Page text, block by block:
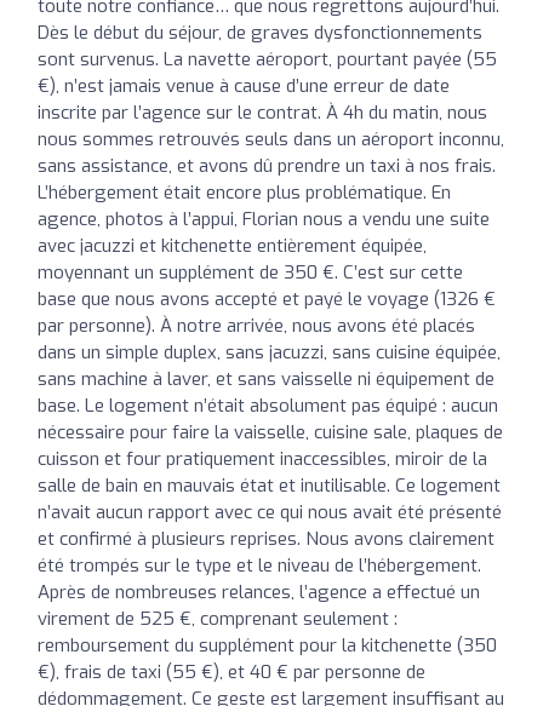
toute notre confiance… que nous regrettons aujourd’hui.
Dès le début du séjour, de graves dysfonctionnements
sont survenus. La navette aéroport, pourtant payée (55
€), n’est jamais venue à cause d’une erreur de date
inscrite par l’agence sur le contrat. À 4h du matin, nous
nous sommes retrouvés seuls dans un aéroport inconnu,
sans assistance, et avons dû prendre un taxi à nos frais.
L’hébergement était encore plus problématique. En
agence, photos à l’appui, Florian nous a vendu une suite
avec jacuzzi et kitchenette entièrement équipée,
moyennant un supplément de 350 €. C’est sur cette
base que nous avons accepté et payé le voyage (1326 €
par personne). À notre arrivée, nous avons été placés
dans un simple duplex, sans jacuzzi, sans cuisine équipée,
sans machine à laver, et sans vaisselle ni équipement de
base. Le logement n’était absolument pas équipé : aucun
nécessaire pour faire la vaisselle, cuisine sale, plaques de
cuisson et four pratiquement inaccessibles, miroir de la
salle de bain en mauvais état et inutilisable. Ce logement
n’avait aucun rapport avec ce qui nous avait été présenté
et confirmé à plusieurs reprises. Nous avons clairement
été trompés sur le type et le niveau de l’hébergement.
Après de nombreuses relances, l’agence a effectué un
virement de 525 €, comprenant seulement :
remboursement du supplément pour la kitchenette (350
€), frais de taxi (55 €), et 40 € par personne de
dédommagement. Ce geste est largement insuffisant au